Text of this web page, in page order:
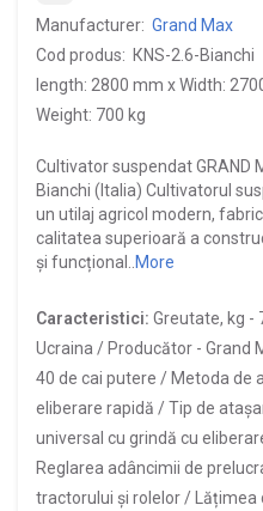
Manufacturer: Grand Max
Cod produs: КNS-2.6-Bianchi
length: 2800 mm x Width:
Weight: 700 kg
Cultivator suspendat GRAND
Bianchi (Italia) Cultivatorul
un utilaj agricol modern,
calitatea superioară a
și funcțional..
More
Caracteristici: Greutate, kg -
Ucraina / Producător - Grand
40 de cai putere / Metoda de
eliberare rapidă /Tip de
universal cu grindă cu
Reglarea adâncimii de
tractorului și rolelor /